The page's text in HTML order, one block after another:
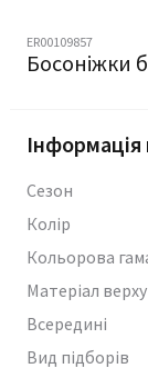
ER00109857
Босоніжки
Сезон
Колір
Кольорова
Матеріал верху
Всередині
Вид підборів